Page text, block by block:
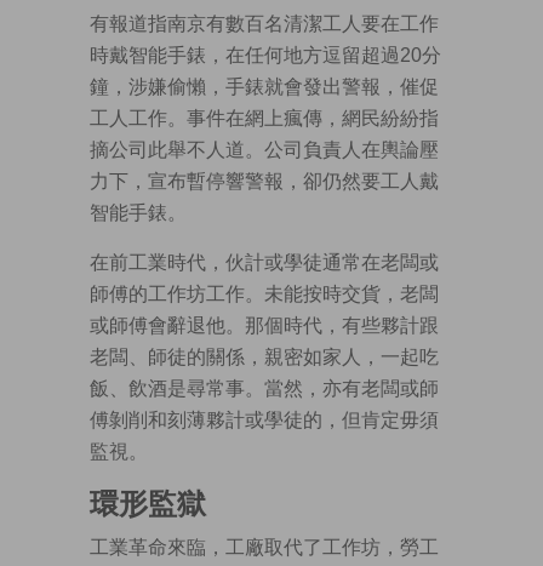
有報道指南京有數百名清潔工人要在工作
時戴智能手錶，在任何地方逗留超過20分
鐘，涉嫌偷懶，手錶就會發出警報，催促
工人工作。事件在網上瘋傳，網民紛紛指
摘公司此舉不人道。公司負責人在輿論壓
力下，宣布暫停響警報，卻仍然要工人戴
智能手錶。
在前工業時代，伙計或學徒通常在老闆或
師傅的工作坊工作。未能按時交貨，老闆
或師傅會辭退他。那個時代，有些夥計跟
老闆、師徒的關係，親密如家人，一起吃
飯、飲酒是尋常事。當然，亦有老闆或師
傅剝削和刻薄夥計或學徒的，但肯定毋須
監視。
環形監獄
工業革命來臨，工廠取代了工作坊，勞工